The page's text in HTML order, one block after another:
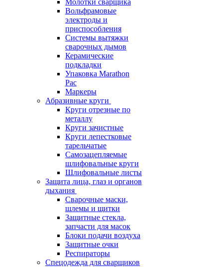
Молотки сварщика
Вольфрамовые
электроды и
приспособления
Системы вытяжки
сварочных дымов
Керамические
подкладки
Упаковка Marathon
Pac
Маркеры
Абразивные круги
Круги отрезные по
металлу
Круги зачистные
Круги лепестковые
тарельчатые
Самозацепляемые
шлифовальные круги
Шлифовальные листы
Защита лица, глаз и органов
дыхания
Сварочные маски,
шлемы и щитки
Защитные стекла,
запчасти для масок
Блоки подачи воздуха
Защитные очки
Респираторы
Спецодежда для сварщиков